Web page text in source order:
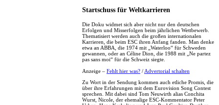
Startschuss für Weltkarrieren
Die Doku widmet sich aber nicht nur den deutschen
Erfolgen und Misserfolgen beim jährlichen Wettbewerb.
Thematisiert werden auch die großen internationalen
Karrieren, die beim ESC ihren Anfang fanden. Man denke
etwa an ABBA, die 1974 mit „Waterloo“ für Schweden
gewannen, oder an Céline Dion, die 1988 mit „Ne partez
pas sans moi“ für die Schweiz siegte.
Anzeige – Fehlt hier was? / Advertorial schalten
Zu Wort in der Sendung kommen auch etliche Promis, die
über ihre Erfahrungen mit dem Eurovision Song Contest
sprechen. Mit dabei sind Tom Neuwirth alias Conchita
Wurst, Nicole, der ehemalige ESC-Kommentator Peter